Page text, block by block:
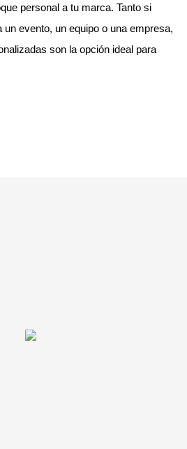
personal a tu marca. Tanto si
evento, un equipo o una empresa,
son la opción ideal para